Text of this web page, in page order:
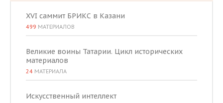
XVI саммит БРИКС в Казани
499 МАТЕРИАЛОВ
Великие воины Татарии. Цикл исторических
материалов
24 МАТЕРИАЛА
Искусственный интеллект